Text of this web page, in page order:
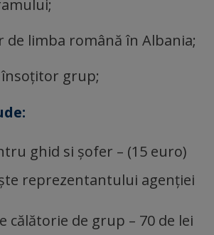
de limba română în Albania;
grup;
ghid si șofer – (15 euro)
reprezentantului agenţiei
călătorie de grup – 70 de lei